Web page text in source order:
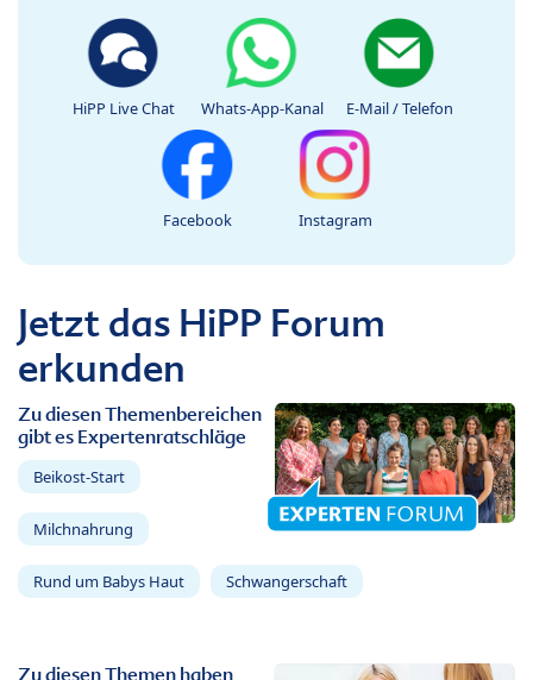
HiPP Live Chat Whats-App-Kanal E-Mail / Telefon
Facebook Instagram
Jetzt das HiPP Forum
erkunden
Zu diesen Themenbereichen
gibt es Expertenratschläge
Beikost-Start
Milchnahrung
Rund um Babys Haut Schwangerschaft
Zu diesen Themen haben